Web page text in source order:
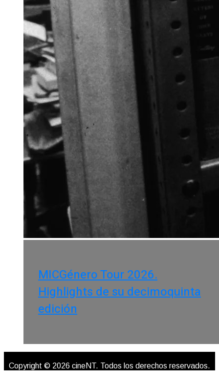
MICGénero Tour 2026.
Highlights de su decimoquinta
edición
Copyright © 2026 cineNT. Todos los derechos reservados.